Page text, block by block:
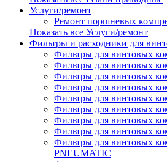
Услуги/ремонт
Ремонт поршневых
Показать все Услуги/ремонт
Фильтры и расходники для
Фильтры для винтовых
Фильтры для винтовых
Фильтры для винтовых
Фильтры для винтовых
Фильтры для винтовых
Фильтры для винтовых
Фильтры для винтовых
Фильтры для винтовых
Фильтры для винтовых
PNEUMATIC